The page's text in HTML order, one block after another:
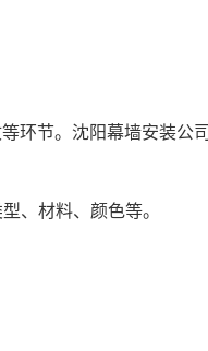
环节。沈阳幕墙安装
、材料、颜色等。